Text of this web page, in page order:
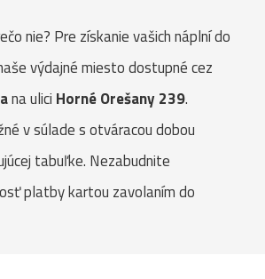
nie? Pre získanie vašich náplní do
výdajné miesto dostupné cez
na ulici Horné Orešany 239.
v súlade s otváracou dobou
tabuľke. Nezabudnite
platby kartou zavolaním do